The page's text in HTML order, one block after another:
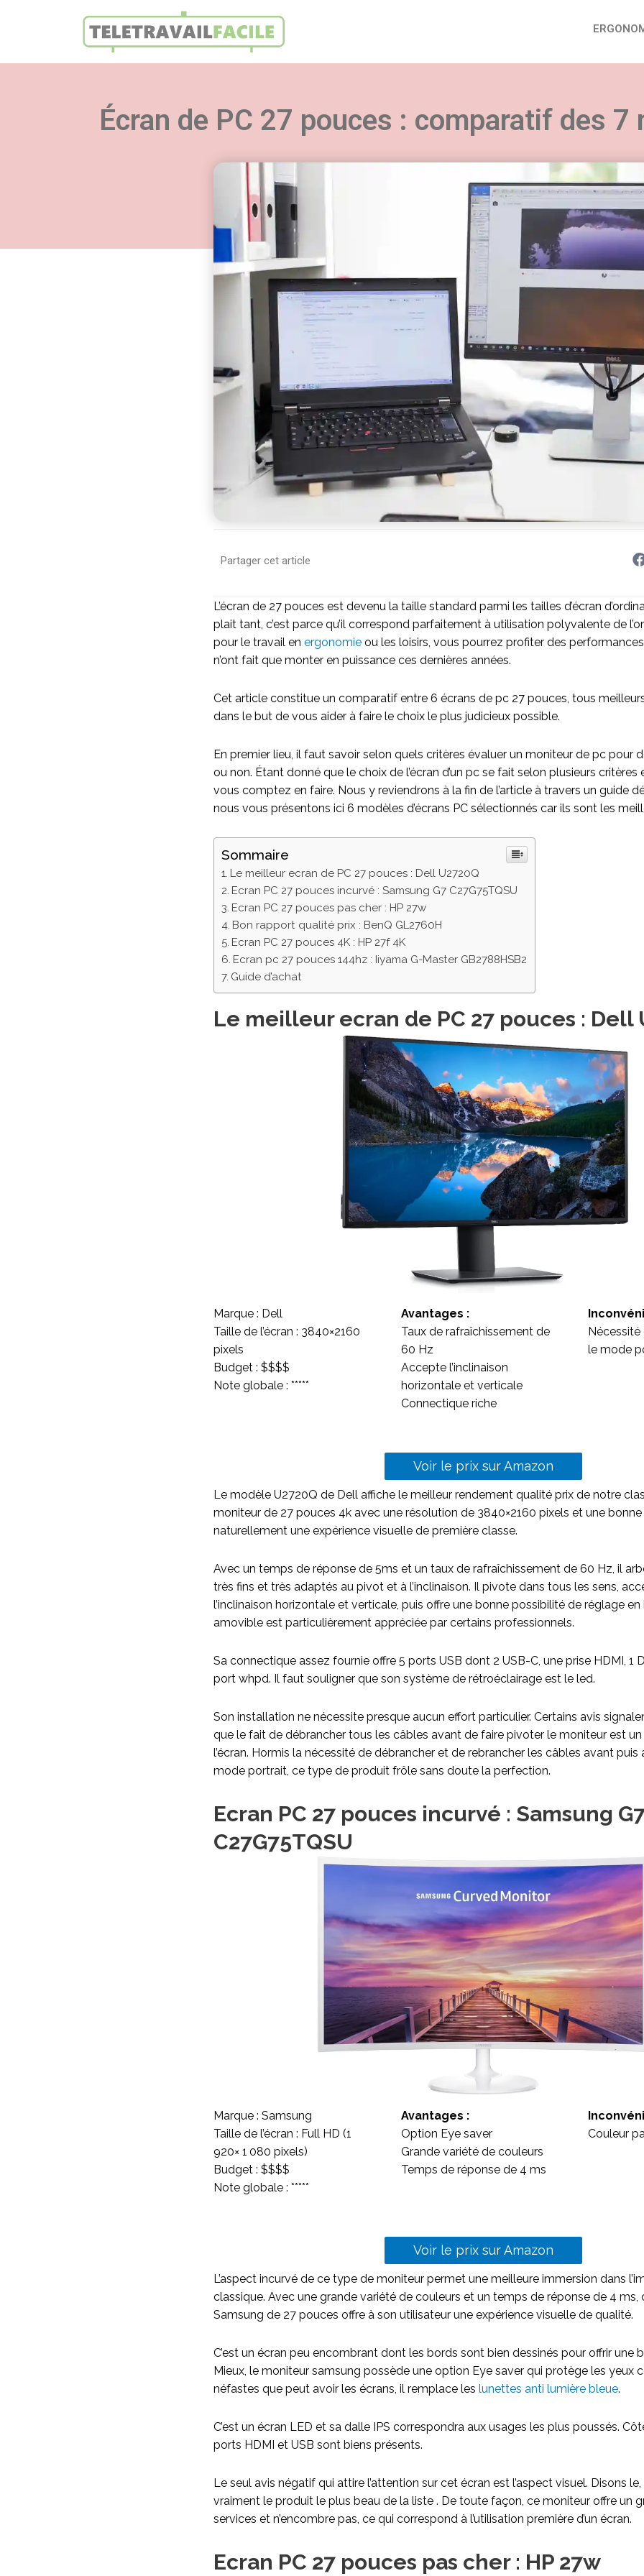
Écran de PC 27 pouces : comparatif des
Retrouvez nos conseils sur tous les aspects du
Partager cet article
L’écran de 27 pouces est devenu la taille standard parmi les tailles d’écran
plait tant, c’est parce qu’il correspond parfaitement à utilisation polyvalente de
pour le travail en ergonomie ou les loisirs, vous pourrez profiter des
n’ont fait que monter en puissance ces dernières années.
Cet article constitue un comparatif entre 6 écrans de pc 27 pouces, tous
dans le but de vous aider à faire le choix le plus judicieux possible.
En premier lieu, il faut savoir selon quels critères évaluer un moniteur de pc pour
ou non. Étant donné que le choix de l’écran d’un pc se fait selon plusieurs critères
vous comptez en faire. Nous y reviendrons à la fin de l’article à travers un guide
nous vous présentons ici 6 modèles d’écrans PC sélectionnés car ils sont les
Sommaire
Le meilleur ecran de PC 27 pouces : Dell U2720Q
Ecran PC 27 pouces incurvé : Samsung G7 C27G75TQSU
Ecran PC 27 pouces pas cher : HP 27w
Bon rapport qualité prix : BenQ GL2760H
Ecran PC 27 pouces 4K : HP 27f 4K
Ecran pc 27 pouces 144hz : Iiyama G-Master GB2788HSB2
Guide d’achat
Le meilleur ecran de PC 27 pouces : Dell
Marque : Dell
Taille de l’écran : 3840×2160
pixels
Budget : $$$$
Note globale : *****
Avantages :
Taux de rafraîchissement de
60 Hz
Accepte l’inclinaison
horizontale et verticale
Connectique riche
le mode
Voir le prix sur Amazon
Le modèle U2720Q de Dell affiche le meilleur rendement qualité prix de notre
moniteur de 27 pouces 4k avec une résolution de 3840×2160 pixels et une
naturellement une expérience visuelle de première classe.
Avec un temps de réponse de 5ms et un taux de rafraîchissement de 60 Hz, il
très fins et très adaptés au pivot et à l’inclinaison. Il pivote dans tous les sens,
l’inclinaison horizontale et verticale, puis offre une bonne possibilité de réglage en
amovible est particulièrement appréciée par certains professionnels.
Sa connectique assez fournie offre 5 ports USB dont 2 USB-C, une prise HDMI, 1
port whpd. Il faut souligner que son système de rétroéclairage est le led.
Son installation ne nécessite presque aucun effort particulier. Certains avis
que le fait de débrancher tous les câbles avant de faire pivoter le moniteur est
l’écran. Hormis la nécessité de débrancher et de rebrancher les câbles avant puis
mode portrait, ce type de produit frôle sans doute la perfection.
Ecran PC 27 pouces incurvé : Samsung
C27G75TQSU
Marque : Samsung
Taille de l’écran : Full HD (1
920× 1 080 pixels)
Budget : $$$$
Note globale : *****
Avantages :
Option Eye saver
Grande variété de couleurs
Temps de réponse de 4 ms
Couleur
Voir le prix sur Amazon
L’aspect incurvé de ce type de moniteur permet une meilleure immersion dans
classique. Avec une grande variété de couleurs et un temps de réponse de 4 ms,
Samsung de 27 pouces offre à son utilisateur une expérience visuelle de qualité.
C’est un écran peu encombrant dont les bords sont bien dessinés pour offrir une
Mieux, le moniteur samsung possède une option Eye saver qui protège les yeux
néfastes que peut avoir les écrans, il remplace les lunettes anti lumière bleue.
C’est un écran LED et sa dalle IPS correspondra aux usages les plus poussés.
ports HDMI et USB sont biens présents.
Le seul avis négatif qui attire l’attention sur cet écran est l’aspect visuel. Disons le,
vraiment le produit le plus beau de la liste . De toute façon, ce moniteur offre un
services et n’encombre pas, ce qui correspond à l’utilisation première d’un écran.
Ecran PC 27 pouces pas cher : HP 27w